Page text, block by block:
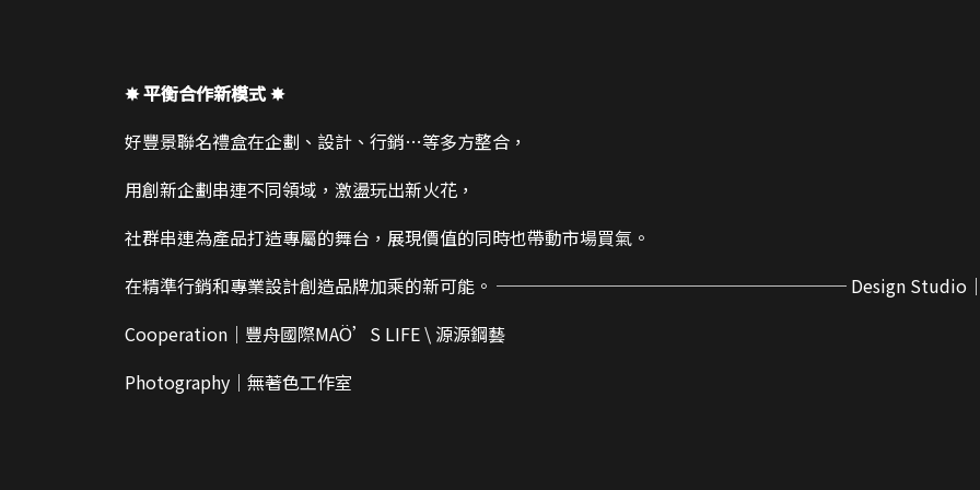
✸ 平衡合作新模式 ✸
好豐景聯名禮盒在企劃、設計、行銷…等多方整合，
用創新企劃串連不同領域，激盪玩出新火花，
社群串連為產品打造專屬的舞台，展現價值的同時也帶動市場買氣。
在精準行銷和專業設計創造品牌加乘的新可能。 ──────────────────── Design Studio｜
Cooperation｜豐舟國際MAÖ’S LIFE \ 源源鋼藝
Photography｜無著色工作室